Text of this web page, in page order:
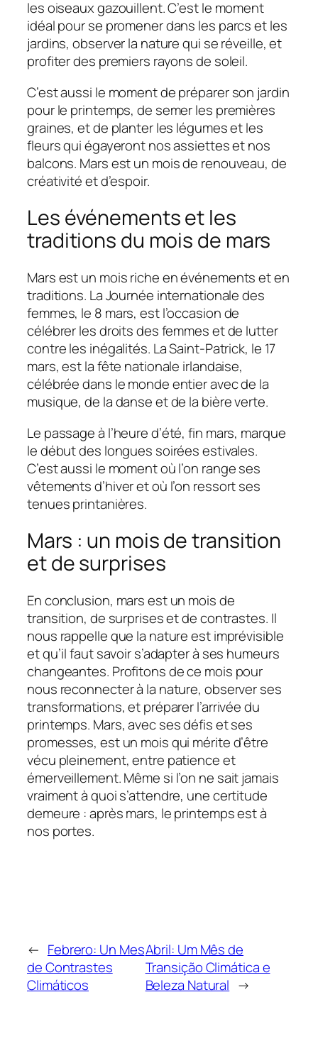
les oiseaux gazouillent. C’est le moment
idéal pour se promener dans les parcs et les
jardins, observer la nature qui se réveille, et
profiter des premiers rayons de soleil.
C’est aussi le moment de préparer son jardin
pour le printemps, de semer les premières
graines, et de planter les légumes et les
fleurs qui égayeront nos assiettes et nos
balcons. Mars est un mois de renouveau, de
créativité et d’espoir.
Les événements et les
traditions du mois de mars
Mars est un mois riche en événements et en
traditions. La Journée internationale des
femmes, le 8 mars, est l’occasion de
célébrer les droits des femmes et de lutter
contre les inégalités. La Saint-Patrick, le 17
mars, est la fête nationale irlandaise,
célébrée dans le monde entier avec de la
musique, de la danse et de la bière verte.
Le passage à l’heure d’été, fin mars, marque
le début des longues soirées estivales.
C’est aussi le moment où l’on range ses
vêtements d’hiver et où l’on ressort ses
tenues printanières.
Mars : un mois de transition
et de surprises
En conclusion, mars est un mois de
transition, de surprises et de contrastes. Il
nous rappelle que la nature est imprévisible
et qu’il faut savoir s’adapter à ses humeurs
changeantes. Profitons de ce mois pour
nous reconnecter à la nature, observer ses
transformations, et préparer l’arrivée du
printemps. Mars, avec ses défis et ses
promesses, est un mois qui mérite d’être
vécu pleinement, entre patience et
émerveillement. Même si l’on ne sait jamais
vraiment à quoi s’attendre, une certitude
demeure : après mars, le printemps est à
nos portes.
← Febrero: Un Mes
de Contrastes
Climáticos
Abril: Um Mês de
Transição Climática e
Beleza Natural →